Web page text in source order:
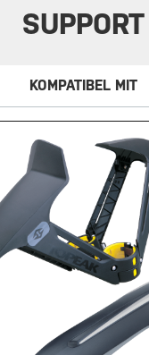
SUPPORT
KOMPATIBEL MIT